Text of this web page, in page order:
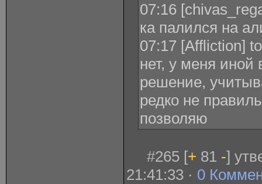
07:16
ка палился на
07:17 [Affliction]
нет, у меня иной
решение,
редко не
позволяю
#265 [+ 81 -]
21:41:33 · 0